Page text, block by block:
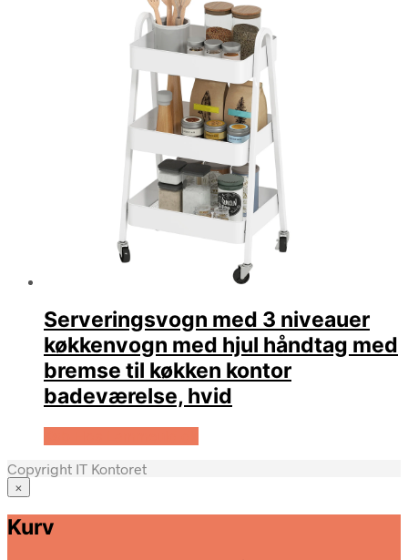
Serveringsvogn med 3 niveauer
køkkenvogn med hjul håndtag med
bremse til køkken kontor
badeværelse, hvid
Copyright IT Kontoret
×
Stole
Mødebord
Kurv